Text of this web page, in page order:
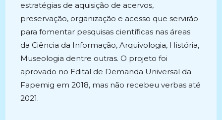
estratégias de aquisição de acervos,
preservação, organização e acesso que servirão
para fomentar pesquisas científicas nas áreas
da Ciência da Informação, Arquivologia, História,
Museologia dentre outras. O projeto foi
aprovado no Edital de Demanda Universal da
Fapemig em 2018, mas não recebeu verbas até
2021.